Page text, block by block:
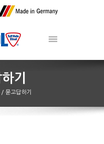
/ 묻고답하기